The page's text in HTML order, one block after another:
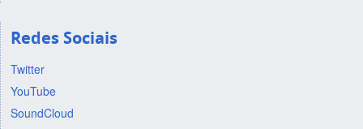
Redes Sociais
Twitter
YouTube
SoundCloud